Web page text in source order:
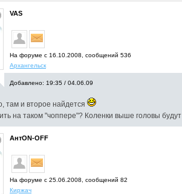
VAS
На форуме с 16.10.2008, cообщений 536
Архангельск
Добавлено: 19:35 / 04.06.09
там и второе найдется
на таком "чоппере"? Коленки выше головы будут
АнтON-OFF
На форуме с 25.06.2008, cообщений 82
Киржач